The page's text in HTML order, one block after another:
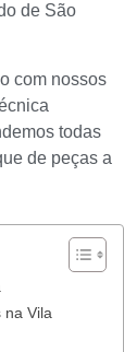
de São
com nossos
todas
de peças a
na Vila